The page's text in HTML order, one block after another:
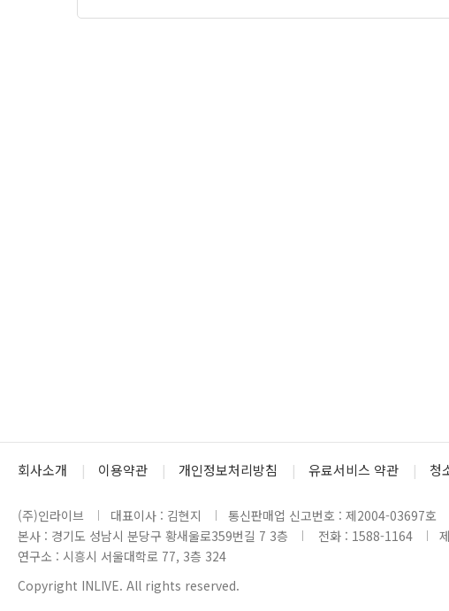
회사소개 이용약관 개인정보처리방침 유료서비스 약관 청
(주)인라이브 대표이사 : 김현지 통신판매업 신고번호 : 제2004-03697호
본사 : 경기도 성남시 분당구 황새울로359번길 7 3층
전화 : 1588-1164
연구소 : 시흥시 서울대학로 77, 3층 324
Copyright INLIVE. All rights reserved.